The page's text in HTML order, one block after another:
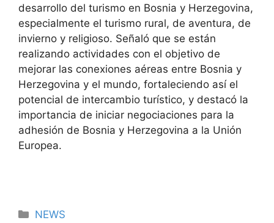
desarrollo del turismo en Bosnia y Herzegovina,
especialmente el turismo rural, de aventura, de
invierno y religioso. Señaló que se están
realizando actividades con el objetivo de
mejorar las conexiones aéreas entre Bosnia y
Herzegovina y el mundo, fortaleciendo así el
potencial de intercambio turístico, y destacó la
importancia de iniciar negociaciones para la
adhesión de Bosnia y Herzegovina a la Unión
Europea.
Categorías
NEWS